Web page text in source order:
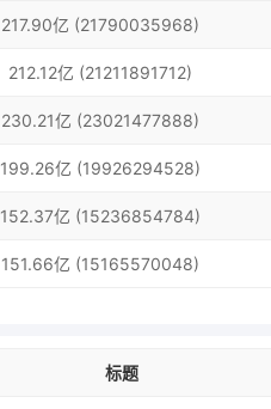
217.90亿 (21790035968)
212.12亿 (21211891712)
230.21亿 (23021477888)
199.26亿 (19926294528)
152.37亿 (15236854784)
151.66亿 (15165570048)
标题